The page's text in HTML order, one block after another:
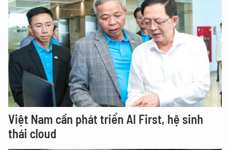
Việt Nam cần phát triển AI First, hệ sinh
thái cloud